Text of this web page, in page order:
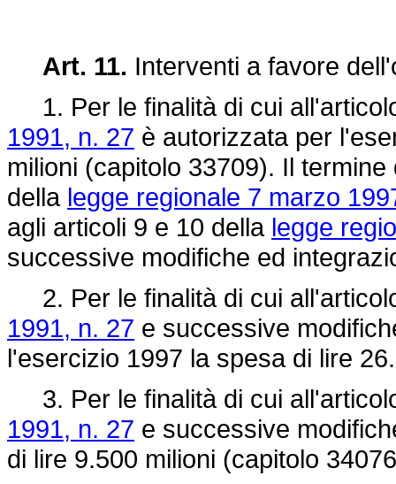
Art. 11. Interventi a favore
1. Per le finalità di cui
1991, n. 27 è autorizzata per
milioni (capitolo 33709). Il
della legge regionale 7 marzo
agli articoli 9 e 10 della legge
successive modifiche ed
2. Per le finalità di cui
1991, n. 27 e successive
l'esercizio 1997 la spesa di lire
3. Per le finalità di cui
1991, n. 27 e successive
di lire 9.500 milioni (capitolo